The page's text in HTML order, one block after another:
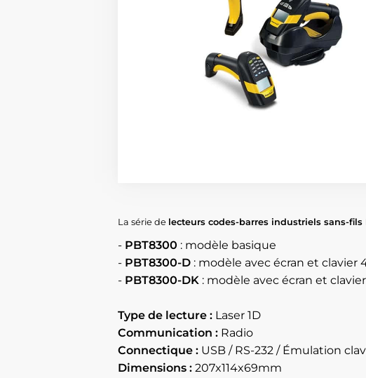
La série de lecteurs codes-barres industriels sans-fils
- PBT8300 : modèle basique
- PBT8300-D : modèle avec écran et clavier
- PBT8300-DK : modèle avec écran et
Type de lecture : Laser 1D
Communication : Radio
Connectique : USB / RS-232 / Émulation
Dimensions : 207x114x69mm